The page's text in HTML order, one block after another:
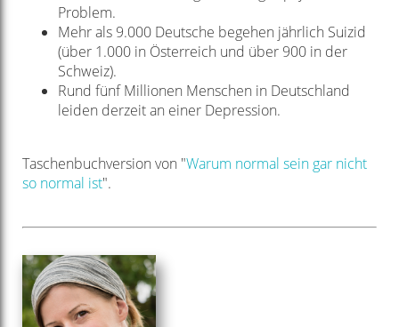
Problem.
Mehr als 9.000 Deutsche begehen jährlich Suizid
(über 1.000 in Österreich und über 900 in der
Schweiz).
Rund fünf Millionen Menschen in Deutschland
leiden derzeit an einer Depression.
Taschenbuchversion von "Warum normal sein gar nicht
so normal ist".